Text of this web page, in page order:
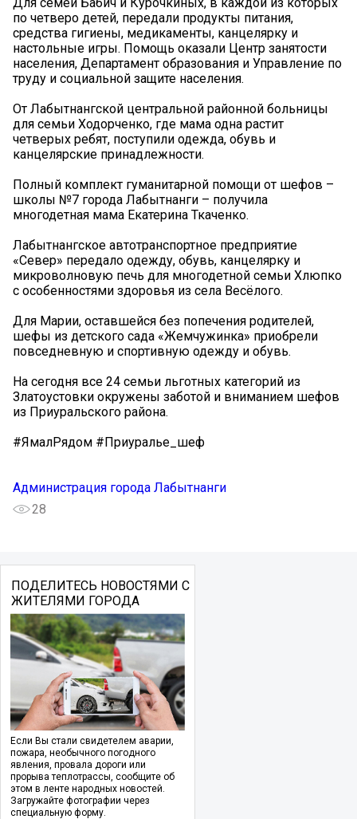
по четверо детей, передали продукты питания,
средства гигиены, медикаменты, канцелярку и
настольные игры. Помощь оказали Центр занятости
населения, Департамент образования и Управление по
труду и социальной защите населения.
От Лабытнангской центральной районной больницы
для семьи Ходорченко, где мама одна растит
четверых ребят, поступили одежда, обувь и
канцелярские принадлежности.
Полный комплект гуманитарной помощи от шефов –
школы №7 города Лабытнанги – получила
многодетная мама Екатерина Ткаченко.
Лабытнангское автотранспортное предприятие
«Север» передало одежду, обувь, канцелярку и
микроволновую печь для многодетной семьи Хлюпко
с особенностями здоровья из села Весёлого.
Для Марии, оставшейся без попечения родителей,
шефы из детского сада «Жемчужинка» приобрели
повседневную и спортивную одежду и обувь.
На сегодня все 24 семьи льготных категорий из
Златоустовки окружены заботой и вниманием шефов
из Приуральского района.
#ЯмалРядом #Приуралье_шеф
Администрация города Лабытнанги
28
ПОДЕЛИТЕСЬ НОВОСТЯМИ С
ЖИТЕЛЯМИ ГОРОДА
Если Вы стали свидетелем аварии,
пожара, необычного погодного
явления, провала дороги или
прорыва теплотрассы, сообщите об
этом в ленте народных новостей.
Загружайте фотографии через
специальную форму.